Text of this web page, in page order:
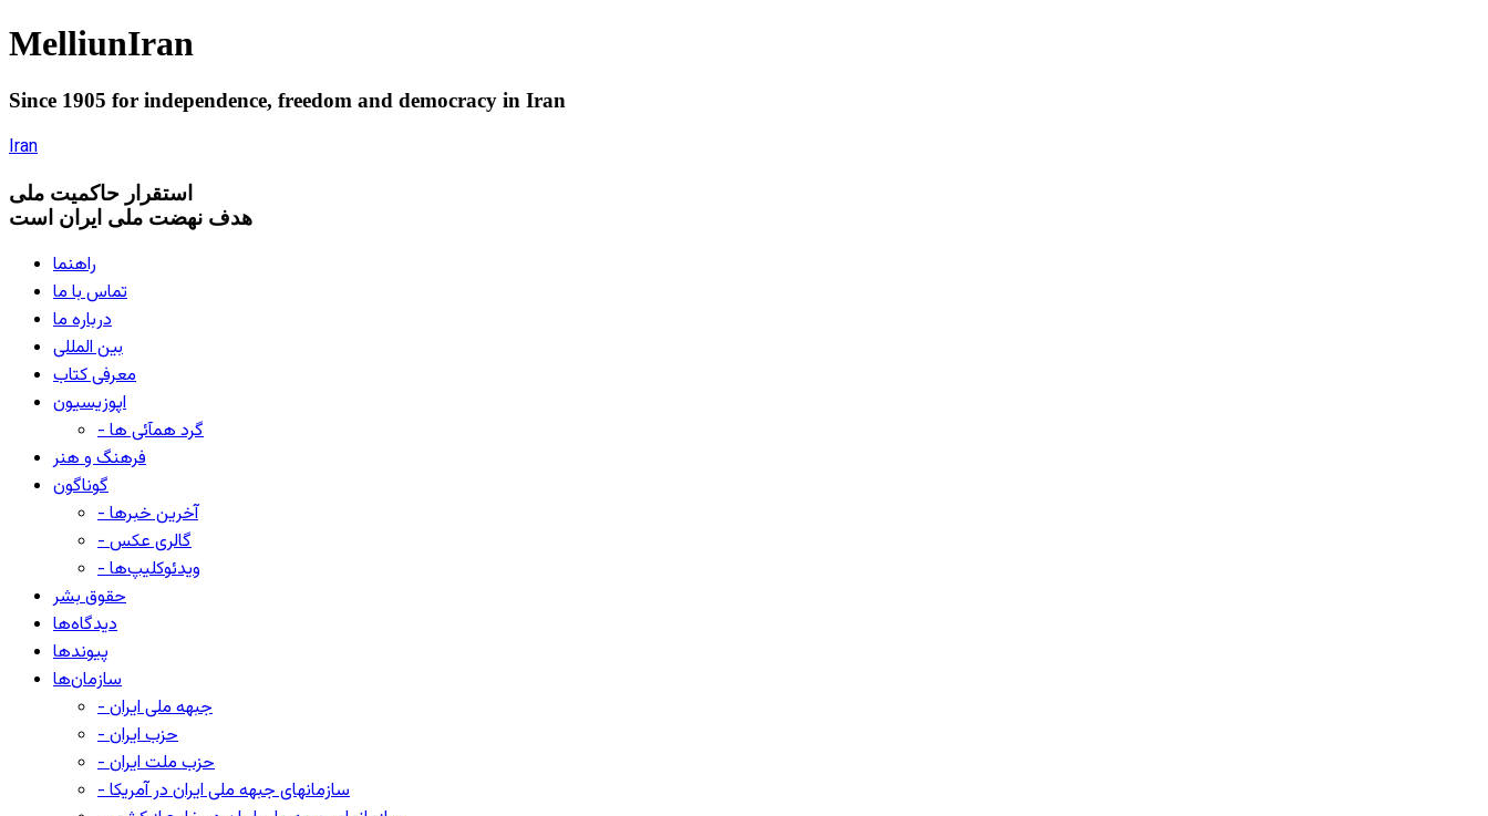
MelliunIran
Since 1905 for independence, freedom and democracy in Iran
Iran
استقرار حاکميت ملی
هدف نهضت ملی ایران است
راهنما
تماس با ما
درباره ما
بین المللی
معرفی کتاب
اپوزیسیون
- گرد همآئی ها
فرهنگ و هنر
گوناگون
- آخرین خبرها
- گالری عکس
- ویدئوکلیپ‌ها
حقوق بشر
دیدگاه‌ها
پیوندها
سازمان‌ها
- جبهه ملی ایران
- حزب ایران
- حزب ملت ایران
- سازمانهای جبهه ملی ایران در آمریکا